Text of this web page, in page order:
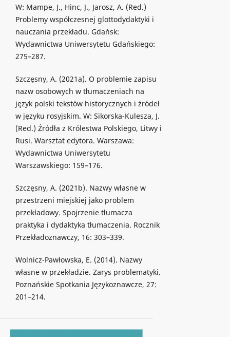
W: Mampe, J., Hinc, J., Jarosz, A. (Red.)
Problemy współczesnej glottodydaktyki i
nauczania przekładu. Gdańsk:
Wydawnictwa Uniwersytetu Gdańskiego:
275–287.
Szczęsny, A. (2021a). O problemie zapisu
nazw osobowych w tłumaczeniach na
język polski tekstów historycznych i źródeł
w języku rosyjskim. W: Sikorska-Kulesza, J.
(Red.) Źródła z Królestwa Polskiego, Litwy i
Rusi. Warsztat edytora. Warszawa:
Wydawnictwa Uniwersytetu
Warszawskiego: 159–176.
Szczęsny, A. (2021b). Nazwy własne w
przestrzeni miejskiej jako problem
przekładowy. Spojrzenie tłumacza
praktyka i dydaktyka tłumaczenia. Rocznik
Przekładoznawczy, 16: 303–339.
Wolnicz-Pawłowska, E. (2014). Nazwy
własne w przekładzie. Zarys problematyki.
Poznańskie Spotkania Językoznawcze, 27:
201–214.